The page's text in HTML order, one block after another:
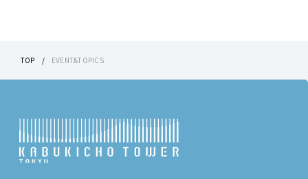
TOP EVENT&TOPICS